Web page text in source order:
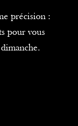
précision :
pour vous